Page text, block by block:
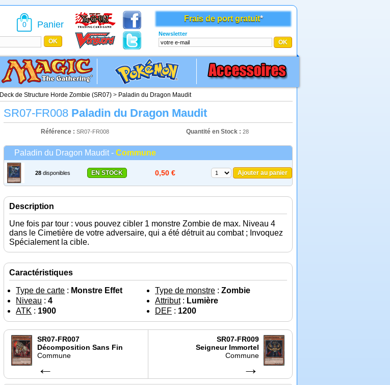
Deck de Structure Horde Zombie (SR07) > Paladin du Dragon Maudit
SR07-FR008 Paladin du Dragon Maudit
Référence : SR07-FR008 Quantité en Stock : 28
Paladin du Dragon Maudit - Commune
28 disponibles EN STOCK 0,50 € Ajouter au panier
Description
Une fois par tour : vous pouvez cibler 1 monstre Zombie de max. Niveau 4
dans le Cimetière de votre adversaire, qui a été détruit au combat ; Invoquez
Spécialement la cible.
Caractéristiques
Type de carte : Monstre Effet Type de monstre : Zombie
Niveau :4 Attribut: Lumière
ATK : 1900 DEF : 1200
SR07-FR007
Décomposition Sans Fin
Commune
←
SR07-FR009
Seigneur Immortel
Commune
→
Frais de port gratuit*
Newsletter
0 Panier